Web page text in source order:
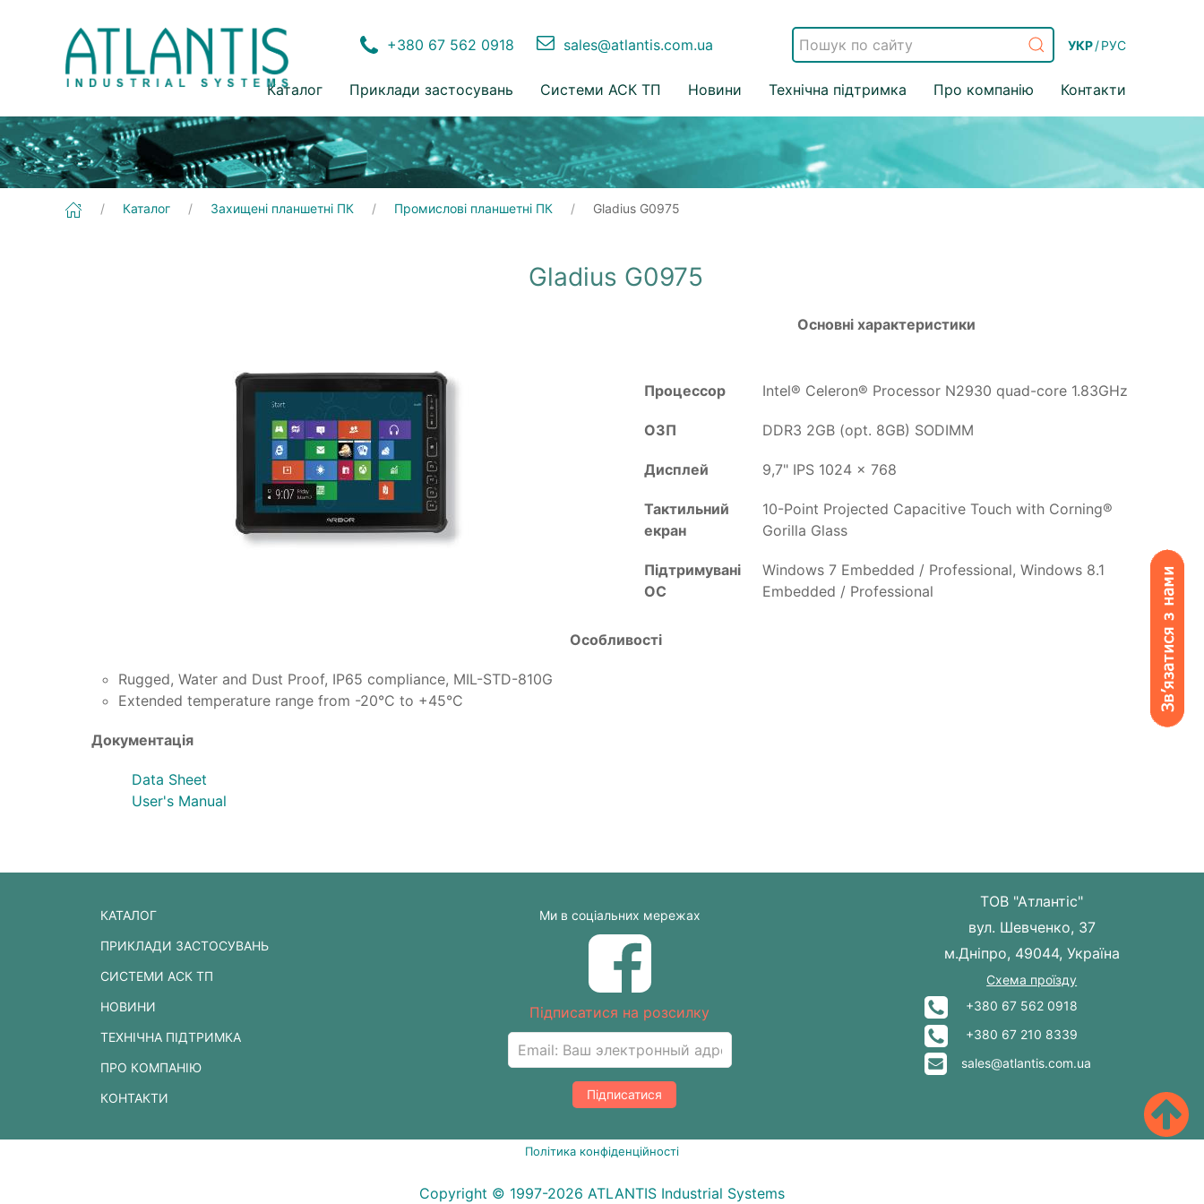
+380 67 562 0918 sales@atlantis.com.ua УКР/РУС
Каталог Приклади застосувань Системи АСК ТП Новини Технічна підтримка Про компанію Контакти
Каталог Захищені планшетні ПК Промислові планшетні ПК Gladius G0975
Gladius G0975
Основні характеристики
Процессор Intel® Celeron® Processor N2930 quad-core 1.83GHz
ОЗП DDR3 2GB (opt. 8GB) SODIMM
Дисплей 9,7" IPS 1024 x 768
Тактильний
екран
10-Point Projected Capacitive Touch with Corning®
Gorilla Glass
Підтримувані
ОС
Windows 7 Embedded / Professional, Windows 8.1
Embedded / Professional
Особливості
Rugged, Water and Dust Proof, IP65 compliance, MIL-STD-810G
Extended temperature range from -20°C to +45°C
Документація
Data Sheet
User's Manual
КАТАЛОГ
ПРИКЛАДИ ЗАСТОСУВАНЬ
СИСТЕМИ АСК ТП
НОВИНИ
ТЕХНІЧНА ПІДТРИМКА
ПРО КОМПАНІЮ
КОНТАКТИ
Ми в соціальних мережах
Підписатися на розсилку
Підписатися
ТОВ "Атлантіс"
вул. Шевченко, 37
м.Дніпро, 49044, Україна
Схема проїзду
+380 67 562 0918
+380 67 210 8339
sales@atlantis.com.ua
Політика конфіденційності
Copyright © 1997-2026 ATLANTIS Industrial Systems